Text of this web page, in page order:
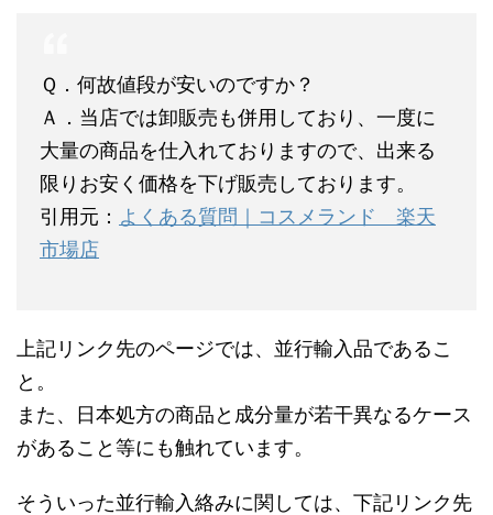
Ｑ．何故値段が安いのですか？
Ａ．当店では卸販売も併用しており、一度に
大量の商品を仕入れておりますので、出来る
限りお安く価格を下げ販売しております。
引用元： よくある質問｜コスメランド 楽天
市場店
上記リンク先のページでは、並行輸入品であるこ
と。
また、日本処方の商品と成分量が若干異なるケース
があること等にも触れています。
そういった並行輸入絡みに関しては、下記リンク先